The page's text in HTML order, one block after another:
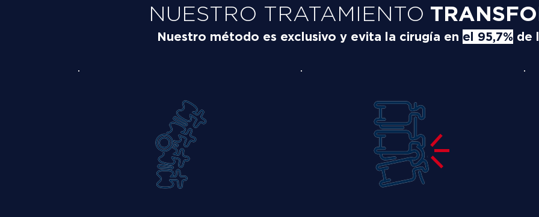
NUESTRO TRATAMIENTO
Nuestro método es exclusivo y evita la cirugía en el 95,7% de